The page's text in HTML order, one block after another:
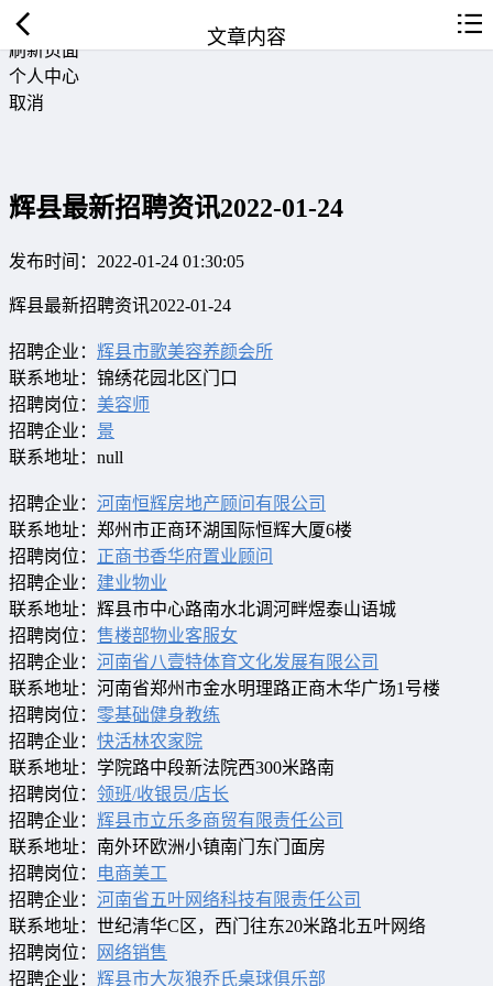
返回首页
刷新页面
个人中心
取消
文章内容
辉县最新招聘资讯2022-01-24
发布时间：2022-01-24 01:30:05
辉县最新招聘资讯2022-01-24
招聘企业： 辉县市歌美容养颜会所
联系地址：锦绣花园北区门口
招聘岗位： 美容师
招聘企业： 景
联系地址：null
招聘企业： 河南恒辉房地产顾问有限公司
联系地址：郑州市正商环湖国际恒辉大厦6楼
招聘岗位： 正商书香华府置业顾问
招聘企业： 建业物业
联系地址：辉县市中心路南水北调河畔煜泰山语城
招聘岗位： 售楼部物业客服女
招聘企业： 河南省八壹特体育文化发展有限公司
联系地址：河南省郑州市金水明理路正商木华广场1号楼
招聘岗位： 零基础健身教练
招聘企业： 快活林农家院
联系地址：学院路中段新法院西300米路南
招聘岗位： 领班/收银员/店长
招聘企业： 辉县市立乐多商贸有限责任公司
联系地址：南外环欧洲小镇南门东门面房
招聘岗位：
电商美工
招聘企业： 河南省五叶网络科技有限责任公司
联系地址：世纪清华C区，西门往东20米路北五叶网络
招聘岗位：
网络销售
招聘企业： 辉县市大灰狼乔氏桌球俱乐部